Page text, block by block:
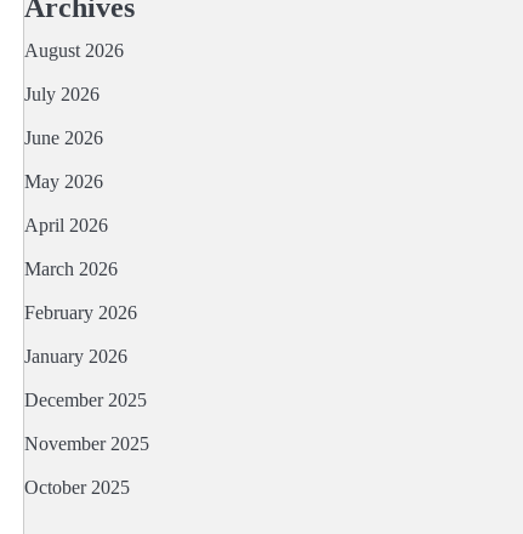
Archives
August 2026
July 2026
June 2026
May 2026
April 2026
March 2026
February 2026
January 2026
December 2025
November 2025
October 2025